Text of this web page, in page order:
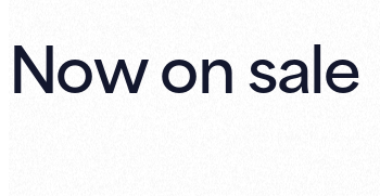
Now on sale